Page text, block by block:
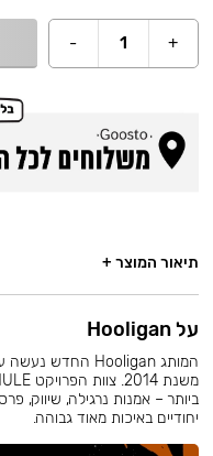
+
1
-
תיאור המוצר +
על Hooligan
ביותר – אמנות נרגילה, שיווק,
יחודיים באיכות מאוד גבוהה.